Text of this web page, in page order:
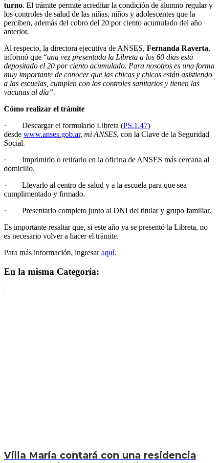
turno. El trámite permite acreditar la condición de alumno regular y
los controles de salud de las niñas, niños y adolescentes que la
perciben, además del cobro del 20 por ciento acumulado del año
anterior.
Al respecto, la directora ejecutiva de ANSES, Fernanda Raverta,
informó que “una vez presentada la Libreta a los 60 días está
depositado el 20 por ciento acumulado. Para nosotros es una forma
muy importante de conocer que las chicas y chicos están asistiendo
a las escuelas, cumplen con los controles sanitarios y tienen las
vacunas al día”.
Cómo realizar el trámite
· Descargar el formulario Libreta (PS.1.47)
desde www.anses.gob.ar, mi ANSES, con la Clave de la Seguridad
Social.
· Imprimirlo o retirarlo en la oficina de ANSES más cercana al
domicilio.
· Llevarlo al centro de salud y a la escuela para que sea
cumplimentado y firmado.
· Presentarlo completo junto al DNI del titular y grupo familiar.
Es importante resaltar que, si este año ya se presentó la Libreta, no
es necesario volver a hacer el trámite.
Para más información, ingresaraquí.
En la misma Categoría:
Villa María contará con una residencia